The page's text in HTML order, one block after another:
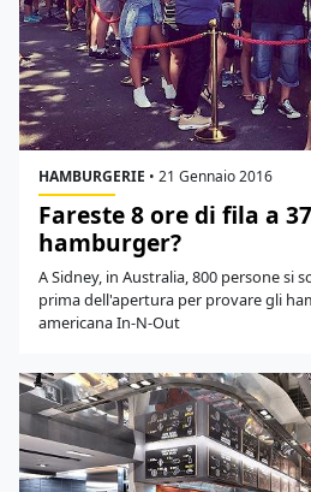
HAMBURGERIE • 21 Gennaio 2016
Fareste 8 ore di fila a
hamburger?
A Sidney, in Australia, 800 persone si
prima dell'apertura per provare gli
americana In-N-Out